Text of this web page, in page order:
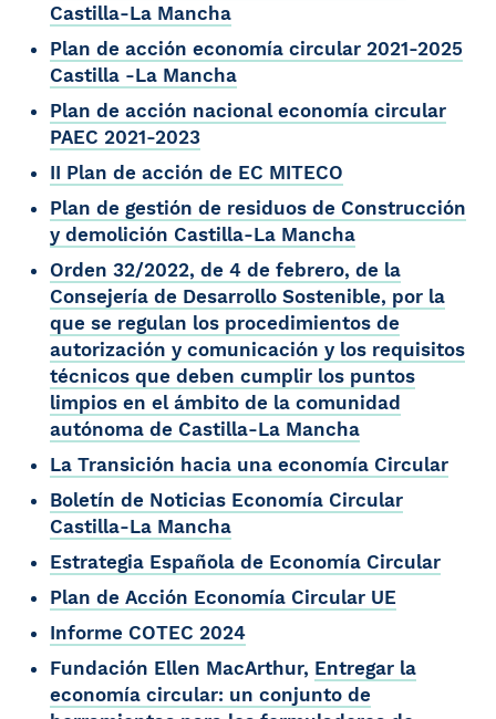
Castilla-La Mancha
Plan de acción economía circular 2021-2025
Castilla -La Mancha
Plan de acción nacional economía circular
PAEC 2021-2023
II Plan de acción de EC MITECO
Plan de gestión de residuos de Construcción
y demolición Castilla-La Mancha
Orden 32/2022, de 4 de febrero, de la
Consejería de Desarrollo Sostenible, por la
que se regulan los procedimientos de
autorización y comunicación y los requisitos
técnicos que deben cumplir los puntos
limpios en el ámbito de la comunidad
autónoma de Castilla-La Mancha
La Transición hacia una economía Circular
Boletín de Noticias Economía Circular
Castilla-La Mancha
Estrategia Española de Economía Circular
Plan de Acción Economía Circular UE
Informe COTEC 2024
Fundación Ellen MacArthur, Entregar la
economía circular: un conjunto de